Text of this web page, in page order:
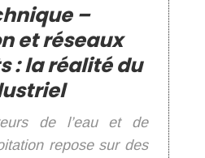
–
et réseaux
: la réalité du
de l’eau et de
repose sur des